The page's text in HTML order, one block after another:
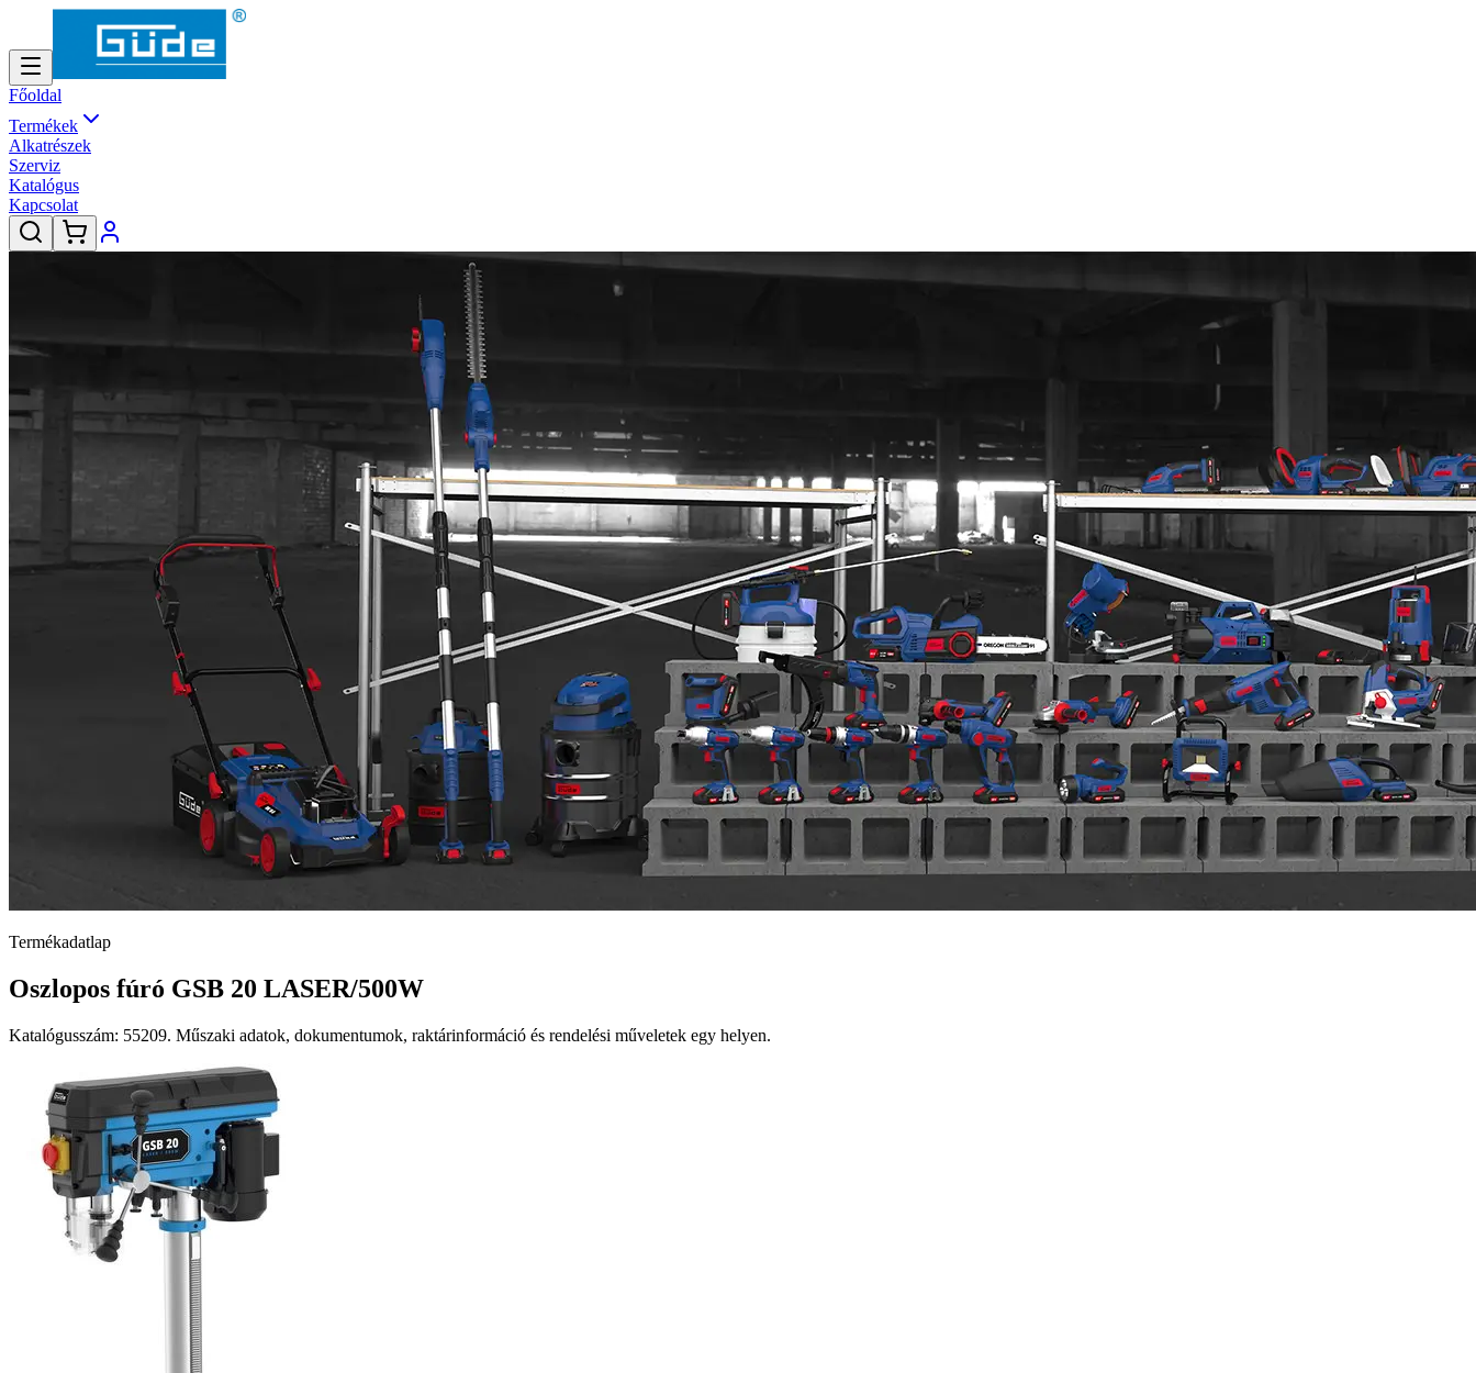
Főoldal
Termékek
Alkatrészek
Szerviz
Katalógus
Kapcsolat
Termékadatlap
Oszlopos fúró GSB 20 LASER/500W
Katalógusszám: 55209. Műszaki adatok, dokumentumok, raktárinformáció és rendelési műveletek egy helyen.